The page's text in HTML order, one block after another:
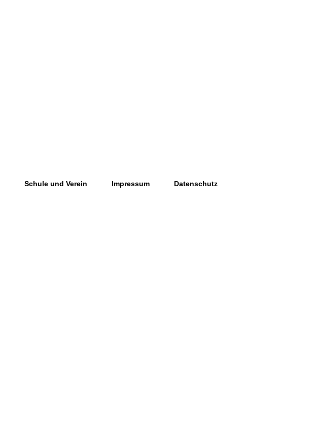
Schule und Verein Impressum Datenschutz